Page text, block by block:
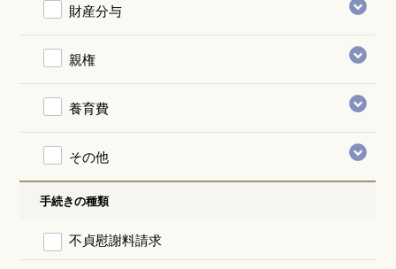
財産分与
親権
養育費
その他
手続きの種類
不貞慰謝料請求